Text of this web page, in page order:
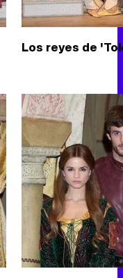
Los reyes de